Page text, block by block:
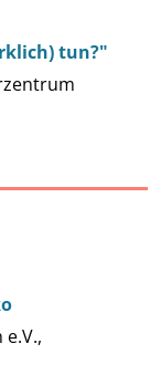
tun?"